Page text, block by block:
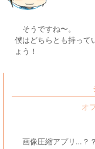
そうですね〜。
僕はどちらとも持って
ょう！
画像圧縮アプリ…？？